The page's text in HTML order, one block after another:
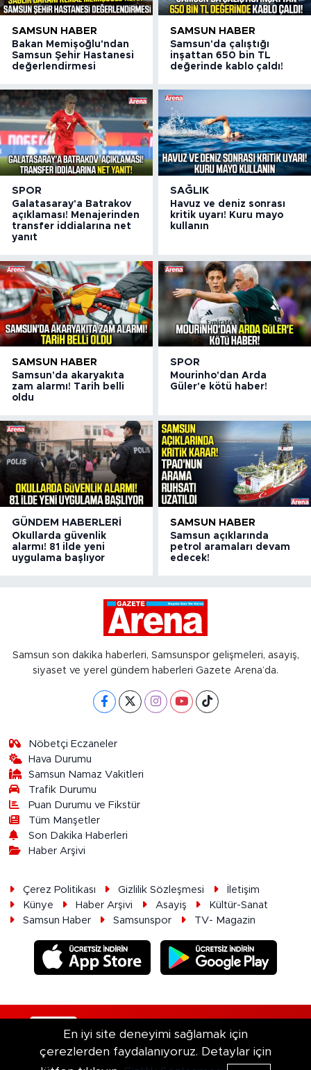
SAMSUN HABER
Bakan Memişoğlu'ndan
Samsun Şehir Hastanesi
değerlendirmesi
SAMSUN HABER
Samsun'da çalıştığı
inşattan 650 bin TL
değerinde kablo çaldı!
SPOR
Galatasaray'a Batrakov
açıklaması! Menajerinden
transfer iddialarına net
yanıt
SAĞLIK
Havuz ve deniz sonrası
kritik uyarı! Kuru mayo
kullanın
SAMSUN HABER
Samsun'da akaryakıta
zam alarmı! Tarih belli
oldu
SPOR
Mourinho'dan Arda
Güler'e kötü haber!
GÜNDEM HABERLERI
Okullarda güvenlik
alarmı! 81 ilde yeni
uygulama başlıyor
SAMSUN HABER
Samsun açıklarında
petrol aramaları devam
edecek!
Samsun son dakika haberleri, Samsunspor gelişmeleri, asayiş,
siyaset ve yerel gündem haberleri Gazete Arena’da.
Nöbetçi Eczaneler
Hava Durumu
Samsun Namaz Vakitleri
Trafik Durumu
Puan Durumu ve Fikstür
Tüm Manşetler
Son Dakika Haberleri
Haber Arşivi
Çerez Politikası Gizlilik Sözleşmesi
İletişim
Künye
Haber Arşivi Asayiş
Kültür-Sanat
Samsun Haber
Samsunspor TV- Magazin
En iyi site deneyimi sağlamak için
çerezlerden faydalanıyoruz. Detaylar için